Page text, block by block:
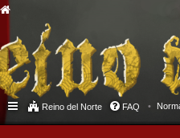
Reino del Norte FAQ